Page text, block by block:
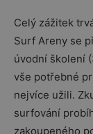
Celý zážitek
Surf Areny se
úvodní školení
vše potřebné
nejvíce užili.
surfování
zakoupeného